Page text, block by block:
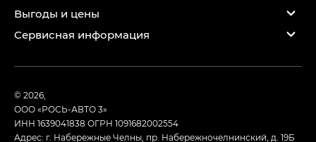
Выгоды и цены
Сервисная информация
© 2026,
ООО «РОСЬ-АВТО 3»
ИНН 1639041838 ОГРН 1091682002554
Адрес: г. Набережные Челны, пр. Набережночелнинский, д. 19Б